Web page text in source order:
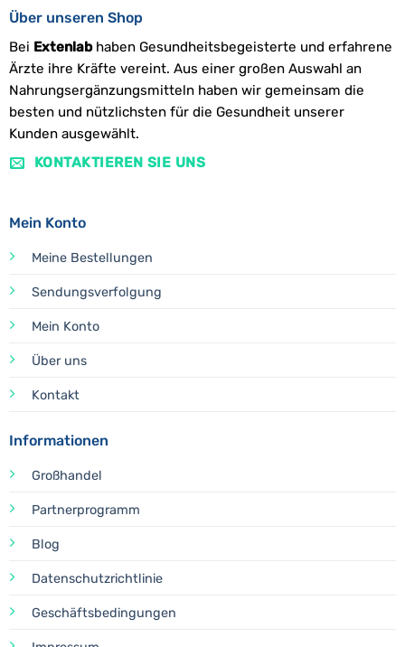
Über unseren Shop
Bei Extenlabhaben Gesundheitsbegeisterte und erfahrene
Ärzte ihre Kräfte vereint. Aus einer großen Auswahl an
Nahrungsergänzungsmitteln haben wir gemeinsam die
besten und nützlichsten für die Gesundheit unserer
Kunden ausgewählt.
KONTAKTIEREN SIE UNS
Mein Konto
Meine Bestellungen
Sendungsverfolgung
Mein Konto
Über uns
Kontakt
Informationen
Großhandel
Partnerprogramm
Blog
Datenschutzrichtlinie
Geschäftsbedingungen